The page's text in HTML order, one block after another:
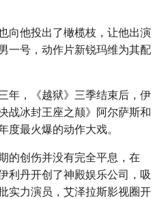
向他投出了橄榄枝，让他出演
一号，动作片新锐玛维为其配
年，《越狱》三季结束后，伊
战冰封王座之颠》阿尔萨斯和
度最火爆的动作大戏。
的创伤并没有完全平息，在
利丹开创了神殿娱乐公司，吸
实力演员，艾泽拉斯影视圈开